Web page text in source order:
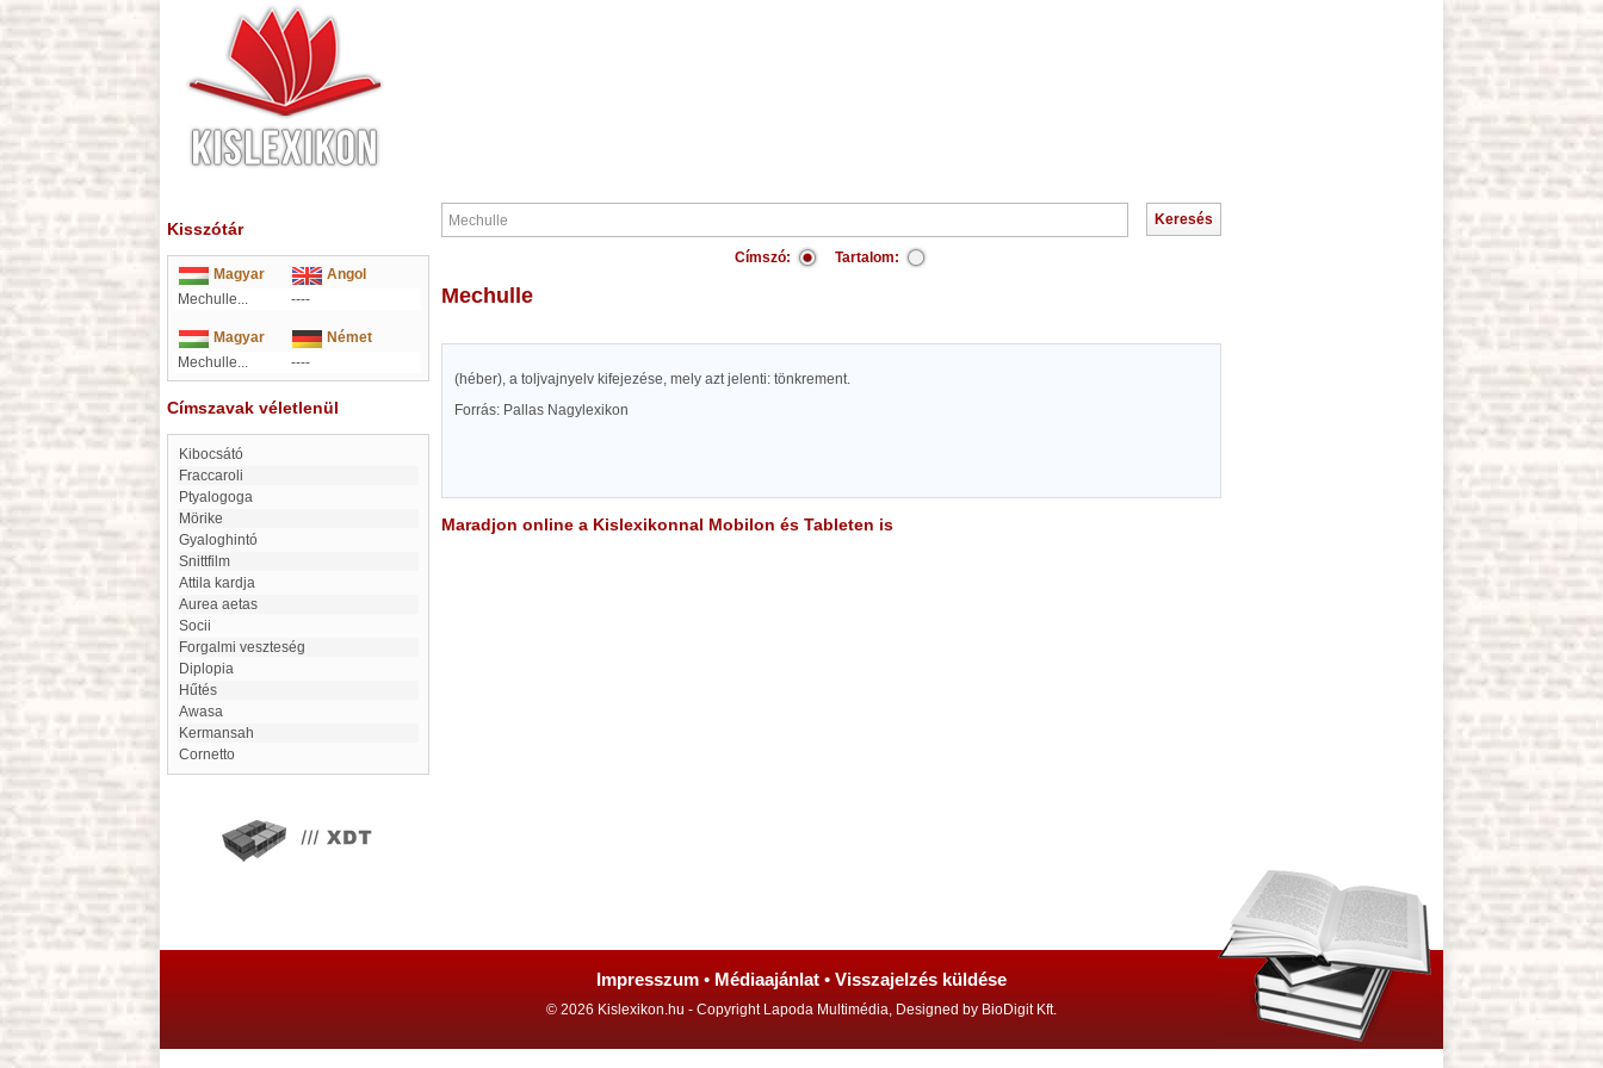
Kisszótár
Magyar
Angol
Mechulle...
----
Magyar
Német
Mechulle...
----
Címszavak véletlenül
Kibocsátó
Fraccaroli
Ptyalogoga
Mörike
Gyaloghintó
snittfilm
Attila kardja
aurea aetas
Socii
forgalmi veszteség
Diplopia
hűtés
Awasa
Kermansah
Cornetto
Címszó: Tartalom:
Mechulle
(héber), a toljvajnyelv kifejezése, mely azt jelenti: tönkrement.
Forrás: Pallas Nagylexikon
Maradjon online a Kislexikonnal Mobilon és Tableten is
Impresszum • Médiaajánlat • Visszajelzés küldése
© 2026 Kislexikon.hu - Copyright Lapoda Multimédia, Designed by BioDigit Kft.